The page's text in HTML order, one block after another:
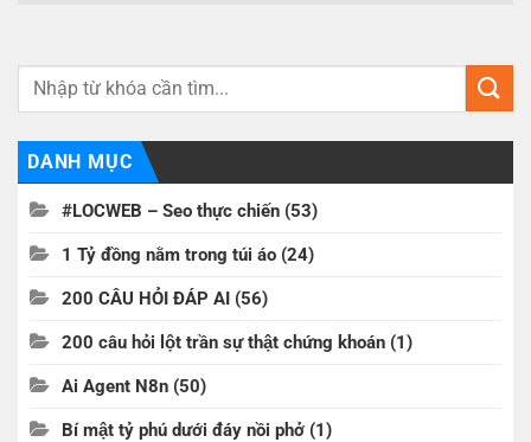
DANH MỤC
#LOCWEB – Seo thực chiến (53)
1 Tỷ đồng nằm trong túi áo (24)
200 CÂU HỎI ĐÁP AI (56)
200 câu hỏi lột trần sự thật chứng khoán (1)
Ai Agent N8n (50)
Bí mật tỷ phú dưới đáy nồi phở (1)